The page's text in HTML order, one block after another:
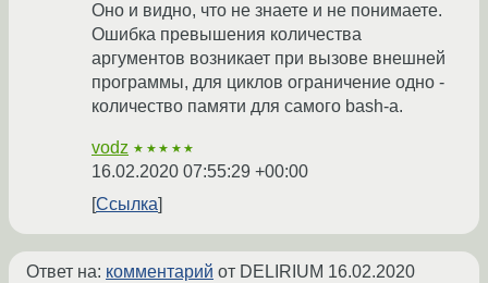
Оно и видно, что не знаете и не понимаете.
Ошибка превышения количества
аргументов возникает при вызове внешней
программы, для циклов ограничение одно -
количество памяти для самого bash-а.
vodz ★★★★★
16.02.2020 07:55:29 +00:00
Ссылка
Ответ на: комментарий от DELIRIUM 16.02.2020